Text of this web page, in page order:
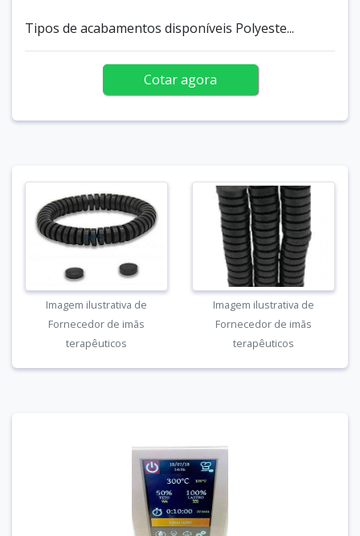
Tipos de acabamentos disponíveis Polyeste...
Cotar agora
Imagem ilustrativa de
Fornecedor de imãs
terapêuticos
Imagem ilustrativa de
Fornecedor de imãs
terapêuticos